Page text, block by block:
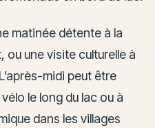
matinée détente à la
ou une visite culturelle à
midi peut être
le long du lac ou à
dans les villages